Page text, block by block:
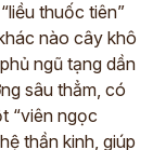
thuốc tiên”
nào cây khô
ngũ tạng dần
sâu thẳm, có
“viên ngọc
thần kinh, giúp